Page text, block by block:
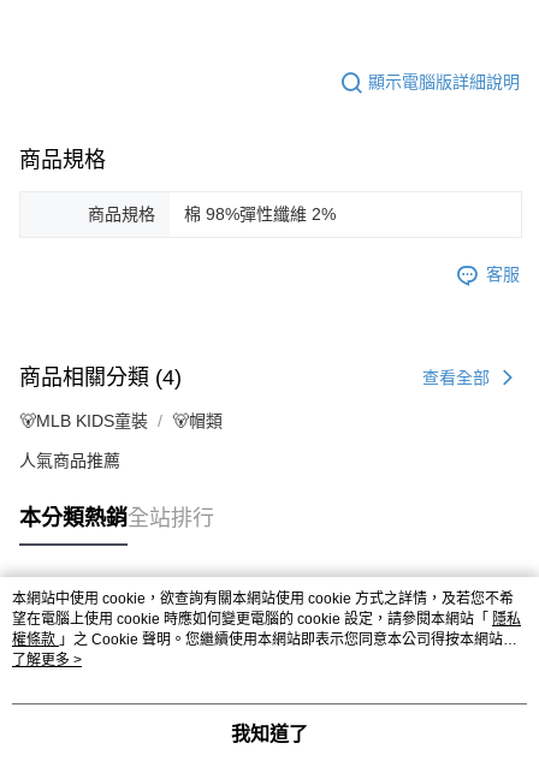
顯示電腦版詳細說明
商品規格
商品規格 棉 98%彈性纖維 2%
客服
商品相關分類 (4) 查看全部
🐻MLB KIDS童裝 🐻帽類
人氣商品推薦
本分類熱銷全站排行
熱門標籤
本網站中使用 cookie，欲查詢有關本網站使用 cookie 方式之詳情，及若您不希
望在電腦上使用 cookie 時應如何變更電腦的 cookie 設定，請參閱本網站「 隱私
權條款 」之 Cookie 聲明。您繼續使用本網站即表示您同意本公司得按本網站使
用條款之 Cookie 聲明使用 cookie。
了解更多 >
我知道了